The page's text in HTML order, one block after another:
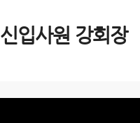
신입사원 강회장